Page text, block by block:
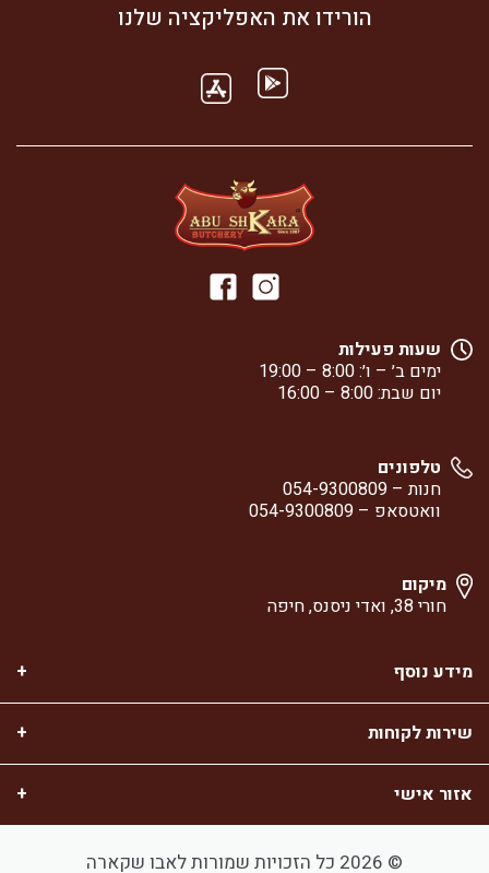
הורידו את האפליקציה שלנו
שעות פעילות
ימים ב׳ – ו׳: 8:00 – 19:00
יום שבת: 8:00 – 16:00
טלפונים
חנות – 054-9300809
וואטסאפ – 054-9300809
מיקום
חורי 38, ואדי ניסנס, חיפה
מידע נוסף
שירות לקוחות
אזור אישי
© 2026 כל הזכויות שמורות לאבו שקארה